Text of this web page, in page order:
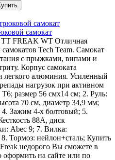
самокат
TT FREAK WT Отличная
Tech Team. Самокат
с прыжками, випами и
Корпус самоката
легкого алюминия. Усиленный
нагрузок при активном
размер 56 смх14 см; 2. Руль:
70 см, диаметр 34,9 мм;
Зажим 4-х болтовый; 5.
88А, диск
Abec 9; 7. Вилка:
Тормоз: нейлон+сталь; Купить
недорого Вы сможете в
на сайте или по